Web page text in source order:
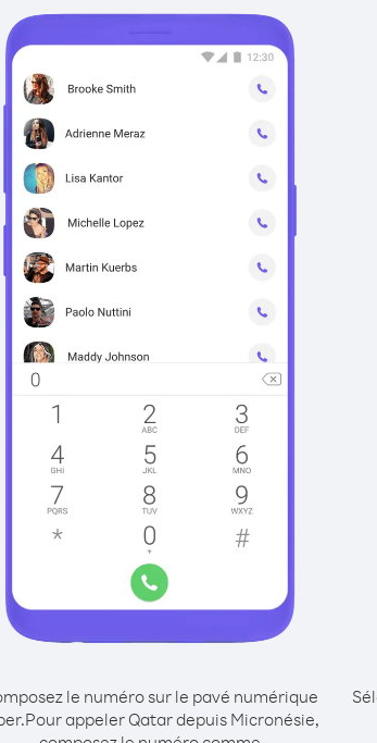
le numéro sur le pavé numérique
Pour appeler Qatar depuis Micronésie,